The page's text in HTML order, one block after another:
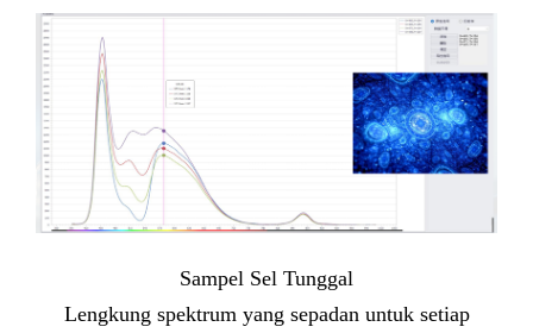
Sampel Sel Tunggal
Lengkung spektrum yang sepadan untuk setiap